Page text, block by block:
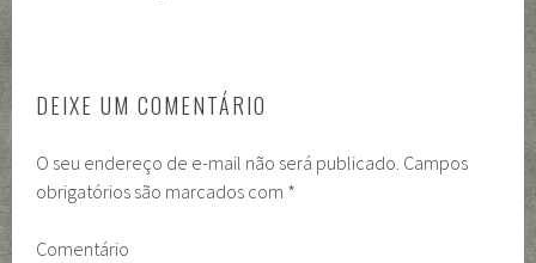
DEIXE UM COMENTÁRIO
O seu endereço de e-mail não será publicado. Campos
obrigatórios são marcados com *
Comentário